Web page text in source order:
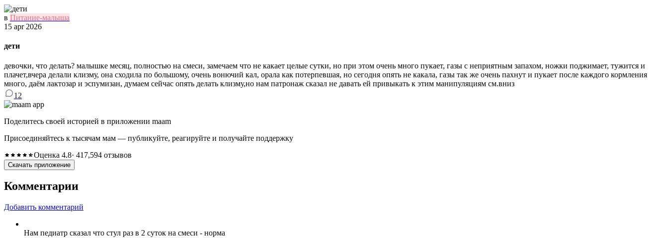
в Питание-малыша
15 apr 2026
дети
девочки, что делать? малышке месяц, полностью на смеси, замечаем что не какает целые сутки, но при этом очень много пукает, газы с неприятным запахом, ножки поджимает, тужится и
плачет,вчера делали клизму, она сходила по большому, очень вонючий кал, орала как потерпевшая, но сегодня опять не какала, газы так же очень пахнут и пукает после каждого кормления
много, даём лактозар и эспумизан, думаем сейчас опять делать клизму,но нам патронаж сказал не давать ей привыкать к этим манипуляциям см.вниз
12
Поделитесь своей историей в приложении maam
Присоединяйтесь к тысячам мам — публикуйте, реагируйте и получайте поддержку
Оценка 4.8· 417,594 отзывов
Скачать приложение
Комментарии
Добавить комментарий
Нам педиатр сказал что стул раз в 2 суток на смеси - норма